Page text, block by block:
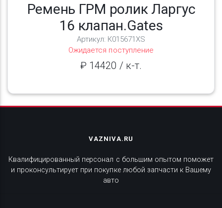
Ремень ГРМ ролик Ларгус
16 клапан.Gates
Артикул: К015671XS
Ожидается поступление
₽ 14420 / к-т.
VAZNIVA.RU
Квалифицированный персонал с большим опытом поможет
и проконсультирует при покупке любой запчасти к Вашему
авто